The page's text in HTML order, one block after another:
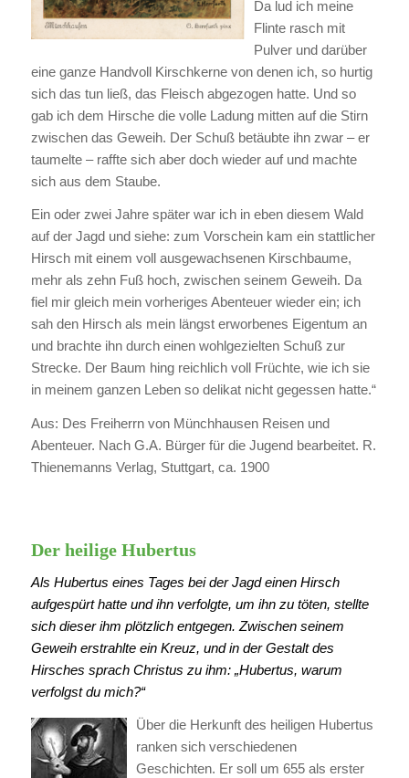
Da lud ich meine
Flinte rasch mit
Pulver und darüber
eine ganze Handvoll Kirschkerne von denen ich, so hurtig
sich das tun ließ, das Fleisch abgezogen hatte. Und so
gab ich dem Hirsche die volle Ladung mitten auf die Stirn
zwischen das Geweih. Der Schuß betäubte ihn zwar – er
taumelte – raffte sich aber doch wieder auf und machte
sich aus dem Staube.
Ein oder zwei Jahre später war ich in eben diesem Wald
auf der Jagd und siehe: zum Vorschein kam ein stattlicher
Hirsch mit einem voll ausgewachsenen Kirschbaume,
mehr als zehn Fuß hoch, zwischen seinem Geweih. Da
fiel mir gleich mein vorheriges Abenteuer wieder ein; ich
sah den Hirsch als mein längst erworbenes Eigentum an
und brachte ihn durch einen wohlgezielten Schuß zur
Strecke. Der Baum hing reichlich voll Früchte, wie ich sie
in meinem ganzen Leben so delikat nicht gegessen hatte.“
Aus: Des Freiherrn von Münchhausen Reisen und
Abenteuer. Nach G.A. Bürger für die Jugend bearbeitet. R.
Thienemanns Verlag, Stuttgart, ca. 1900
Der heilige Hubertus
Als Hubertus eines Tages bei der Jagd einen Hirsch
aufgespürt hatte und ihn verfolgte, um ihn zu töten, stellte
sich dieser ihm plötzlich entgegen. Zwischen seinem
Geweih erstrahlte ein Kreuz, und in der Gestalt des
Hirsches sprach Christus zu ihm: „Hubertus, warum
verfolgst du mich?“
Über die Herkunft des heiligen Hubertus
ranken sich verschiedenen
Geschichten. Er soll um 655 als erster